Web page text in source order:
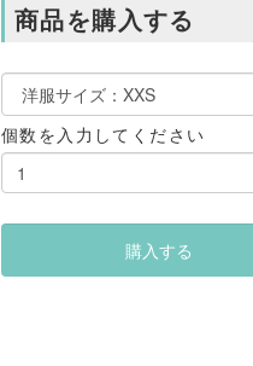
商品を購入する
個数を入力してください